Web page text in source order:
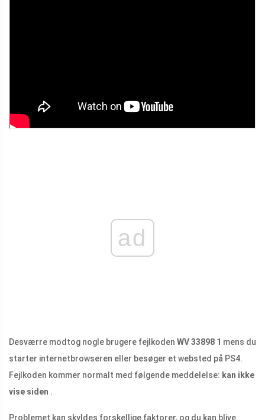
ad
Desværre modtog nogle brugere fejlkoden WV 33898 1 mens du
starter internetbrowseren eller besøger et websted på PS4.
Fejlkoden kommer normalt med følgende meddelelse: kan ikke
vise siden .
Problemet kan skyldes forskellige faktorer, og du kan blive